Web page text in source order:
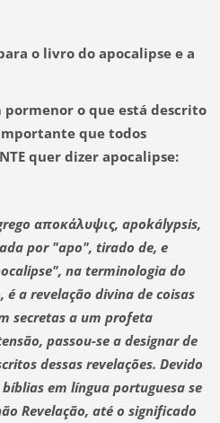
o livro do apocalipse e a
pormenor o que está descrito
que todos
quer dizer apocalipse:
αποκάλυψις, apokálypsis,
por "apo", tirado de, e
na terminologia do
a revelação divina de coisas
secretas a um profeta
passou-se a designar de
dessas revelações. Devido
em língua portuguesa se
Revelação, até o significado